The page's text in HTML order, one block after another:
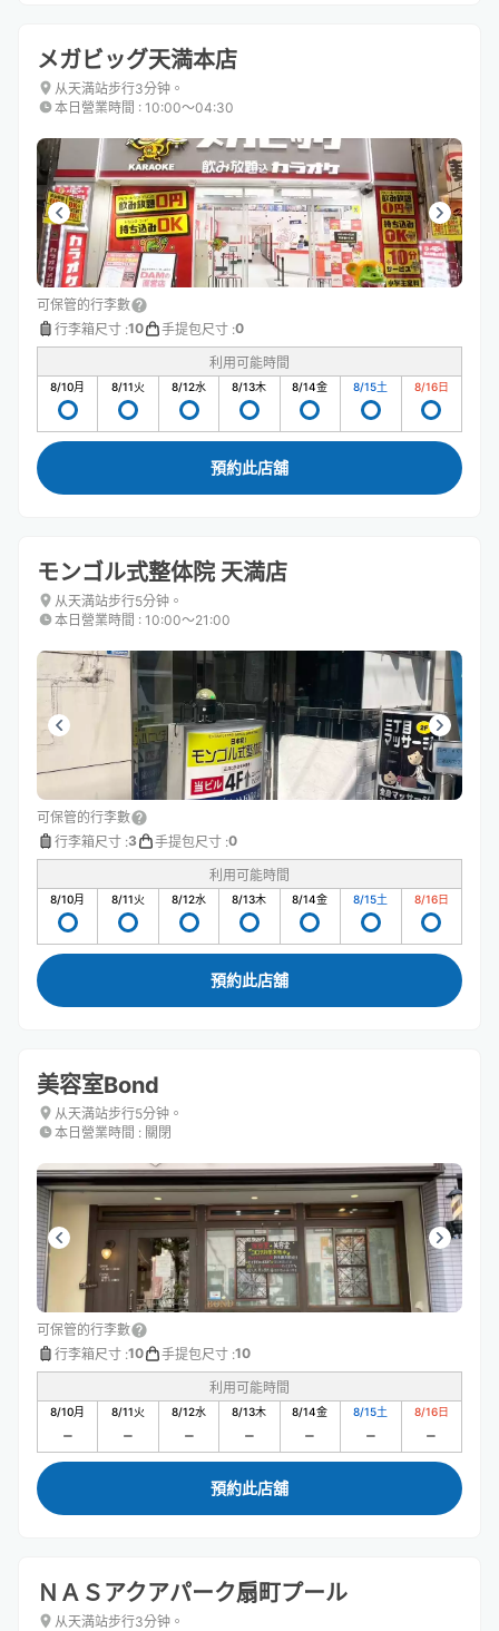
メガビッグ天満本店
从天満站步行3分钟。
本日營業時間 : 10:00〜04:30
可保管的行李數
行李箱尺寸 :10 手提包尺寸 :0
利用可能時間
8/10月 8/11火 8/12水 8/13木 8/14金 8/15土 8/16日
預約此店舖
モンゴル式整体院 天満店
从天満站步行5分钟。
本日營業時間 : 10:00〜21:00
可保管的行李數
行李箱尺寸 :3 手提包尺寸 :0
利用可能時間
8/10月 8/11火 8/12水 8/13木 8/14金 8/15土 8/16日
預約此店舖
美容室Bond
从天満站步行5分钟。
本日營業時間 : 關閉
可保管的行李數
行李箱尺寸 :10 手提包尺寸 :10
利用可能時間
8/10月 8/11火 8/12水 8/13木 8/14金 8/15土 8/16日
預約此店舖
ＮＡＳアクアパーク扇町プール
从天満站步行3分钟。